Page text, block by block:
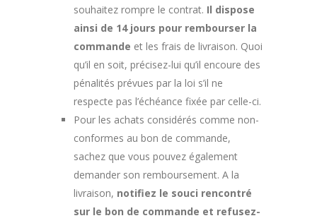
souhaitez rompre le contrat. Il dispose
ainsi de 14 jours pour rembourser la
commande et les frais de livraison. Quoi
qu’il en soit, précisez-lui qu’il encoure des
pénalités prévues par la loi s’il ne
respecte pas l’échéance fixée par celle-ci.
Pour les achats considérés comme non-
conformes au bon de commande,
sachez que vous pouvez également
demander son remboursement. A la
livraison, notifiez le souci rencontré
sur le bon de commande et refusez-